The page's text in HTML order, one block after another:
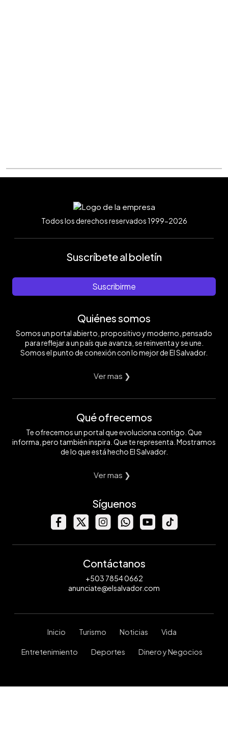
Todos los derechos reservados 1999-2026
Suscríbete al boletín
Suscribirme
Quiénes somos
Somos un portal abierto, propositivo y moderno, pensado
para reflejar a un país que avanza, se reinventa y se une.
Somos el punto de conexión con lo mejor de El Salvador.
Ver mas ❯
Qué ofrecemos
Te ofrecemos un portal que evoluciona contigo. Que
informa, pero también inspira. Que te representa. Mostramos
de lo que está hecho El Salvador.
Ver mas ❯
Síguenos
Contáctanos
+503 7854 0662
anunciate@elsalvador.com
Inicio Turismo Noticias Vida
Entretenimiento Deportes Dinero y Negocios